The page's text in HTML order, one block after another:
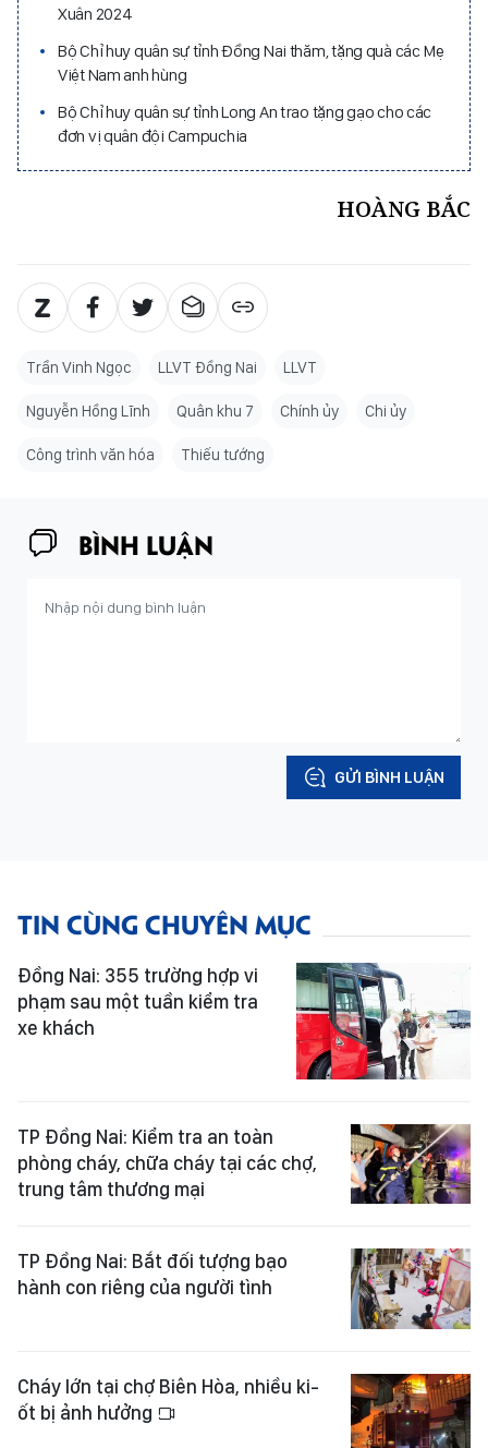
Xuân 2024
Bộ Chỉ huy quân sự tỉnh Đồng Nai thăm, tặng quà các Mẹ
Việt Nam anh hùng
Bộ Chỉ huy quân sự tỉnh Long An trao tặng gạo cho các
đơn vị quân đội Campuchia
HOÀNG BẮC
Trần Vinh Ngọc LLVT Đồng Nai LLVT
Nguyễn Hồng Lĩnh Quân khu 7 Chính ủy Chi ủy
Công trình văn hóa Thiếu tướng
BÌNH LUẬN
GỬI BÌNH LUẬN
TIN CÙNG CHUYÊN MỤC
Đồng Nai: 355 trường hợp vi
phạm sau một tuần kiểm tra
xe khách
TP Đồng Nai: Kiểm tra an toàn
phòng cháy, chữa cháy tại các chợ,
trung tâm thương mại
TP Đồng Nai: Bắt đối tượng bạo
hành con riêng của người tình
Cháy lớn tại chợ Biên Hòa, nhiều ki-
ốt bị ảnh hưởng